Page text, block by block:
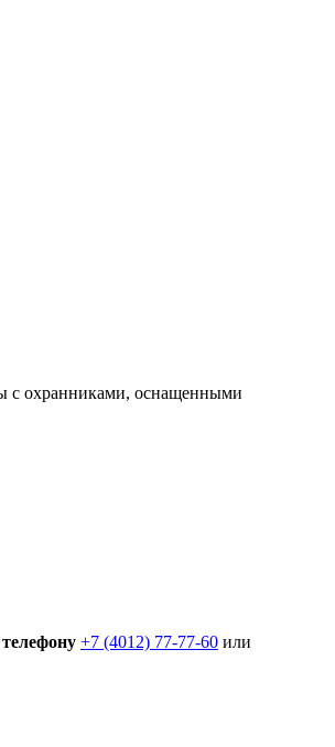
с охранниками, оснащенными
+7 (4012) 77-77-60 или